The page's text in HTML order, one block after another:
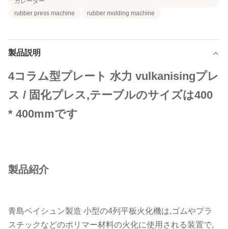
rubber press machine
rubber molding machine
製品説明
4コラム型プレート 水力 vulkanisingプレ
ス / 固化プレス,テーブルのサイズは400
* 400mmです
製品紹介
青島ベイシュン製造 小型の4列平板火化機は,ゴムやプラ
スチックなどのポリマー材料の火化に使用される装置で,